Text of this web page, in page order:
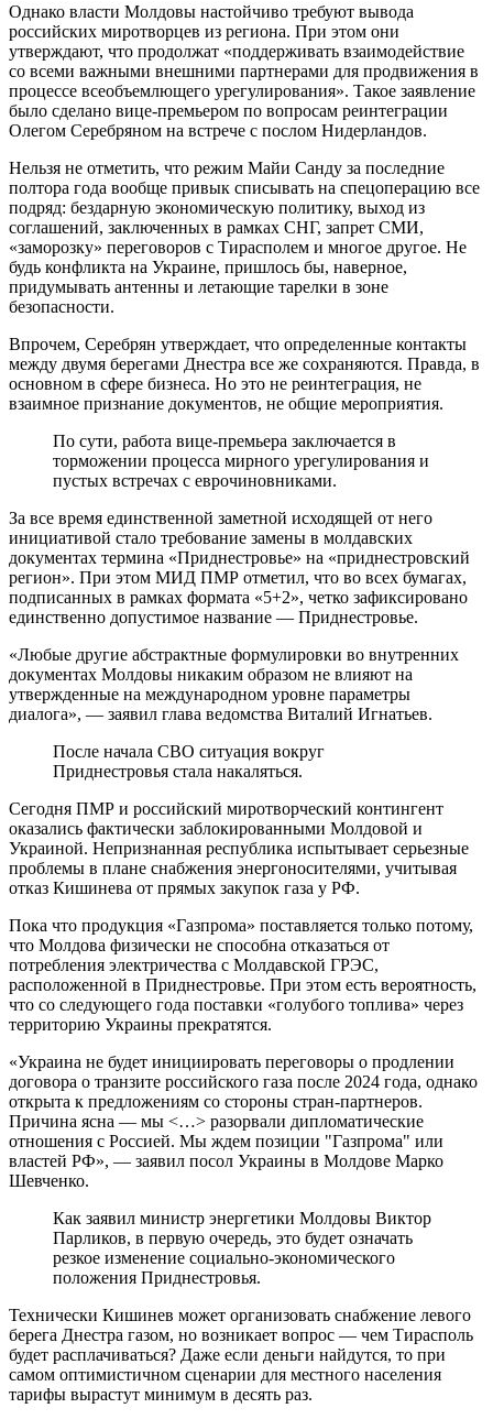
Однако власти Молдовы настойчиво требуют вывода
российских миротворцев из региона. При этом они
утверждают, что продолжат «поддерживать взаимодействие
со всеми важными внешними партнерами для продвижения в
процессе всеобъемлющего урегулирования». Такое заявление
было сделано вице-премьером по вопросам реинтеграции
Олегом Серебряном на встрече с послом Нидерландов.
Нельзя не отметить, что режим Майи Санду за последние
полтора года вообще привык списывать на спецоперацию все
подряд: бездарную экономическую политику, выход из
соглашений, заключенных в рамках СНГ, запрет СМИ,
«заморозку» переговоров с Тирасполем и многое другое. Не
будь конфликта на Украине, пришлось бы, наверное,
придумывать антенны и летающие тарелки в зоне
безопасности.
Впрочем, Серебрян утверждает, что определенные контакты
между двумя берегами Днестра все же сохраняются. Правда, в
основном в сфере бизнеса. Но это не реинтеграция, не
взаимное признание документов, не общие мероприятия.
По сути, работа вице-премьера заключается в
торможении процесса мирного урегулирования и
пустых встречах с еврочиновниками.
За все время единственной заметной исходящей от него
инициативой стало требование замены в молдавских
документах термина «Приднестровье» на «приднестровский
регион». При этом МИД ПМР отметил, что во всех бумагах,
подписанных в рамках формата «5+2», четко зафиксировано
единственно допустимое название — Приднестровье.
«Любые другие абстрактные формулировки во внутренних
документах Молдовы никаким образом не влияют на
утвержденные на международном уровне параметры
диалога», — заявил глава ведомства Виталий Игнатьев.
После начала СВО ситуация вокруг
Приднестровья стала накаляться.
Сегодня ПМР и российский миротворческий контингент
оказались фактически заблокированными Молдовой и
Украиной. Непризнанная республика испытывает серьезные
проблемы в плане снабжения энергоносителями, учитывая
отказ Кишинева от прямых закупок газа у РФ.
Пока что продукция «Газпрома» поставляется только потому,
что Молдова физически не способна отказаться от
потребления электричества с Молдавской ГРЭС,
расположенной в Приднестровье. При этом есть вероятность,
что со следующего года поставки «голубого топлива» через
территорию Украины прекратятся.
«Украина не будет инициировать переговоры о продлении
договора о транзите российского газа после 2024 года, однако
открыта к предложениям со стороны стран-партнеров.
Причина ясна — мы <…> разорвали дипломатические
отношения с Россией. Мы ждем позиции "Газпрома" или
властей РФ», — заявил посол Украины в Молдове Марко
Шевченко.
Как заявил министр энергетики Молдовы Виктор
Парликов, в первую очередь, это будет означать
резкое изменение социально-экономического
положения Приднестровья.
Технически Кишинев может организовать снабжение левого
берега Днестра газом, но возникает вопрос — чем Тирасполь
будет расплачиваться? Даже если деньги найдутся, то при
самом оптимистичном сценарии для местного населения
тарифы вырастут минимум в десять раз.